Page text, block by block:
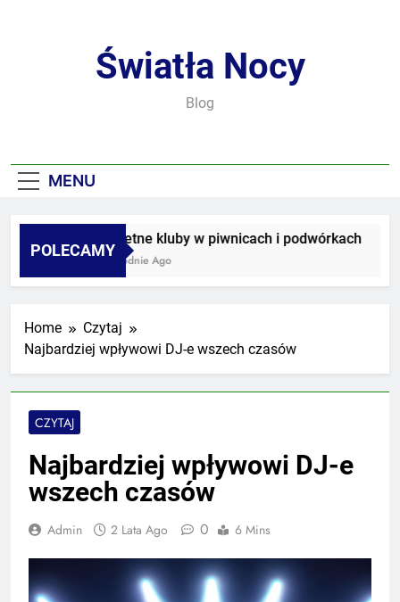
Światła Nocy
Blog
MENU
POLECAMY
Sekretne kluby w piwnicach i podwórkach
3 Tygodnie Ago
Home
Czytaj
Najbardziej wpływowi DJ-e wszech czasów
CZYTAJ
Najbardziej wpływowi DJ-e
wszech czasów
Admin 2 Lata Ago 0 6 Mins